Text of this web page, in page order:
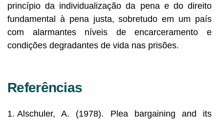
princípio da individualização da pena e do direito
fundamental à pena justa, sobretudo em um país
com alarmantes níveis de encarceramento e
condições degradantes de vida nas prisões.
Referências
Alschuler, A. (1978). Plea bargaining and its